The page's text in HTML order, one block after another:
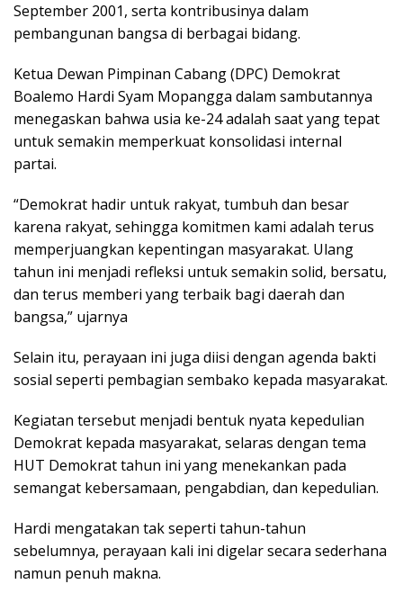
September 2001, serta kontribusinya dalam
pembangunan bangsa di berbagai bidang.
Ketua Dewan Pimpinan Cabang (DPC) Demokrat
Boalemo Hardi Syam Mopangga dalam sambutannya
menegaskan bahwa usia ke-24 adalah saat yang tepat
untuk semakin memperkuat konsolidasi internal
partai.
“Demokrat hadir untuk rakyat, tumbuh dan besar
karena rakyat, sehingga komitmen kami adalah terus
memperjuangkan kepentingan masyarakat. Ulang
tahun ini menjadi refleksi untuk semakin solid, bersatu,
dan terus memberi yang terbaik bagi daerah dan
bangsa,” ujarnya
Selain itu, perayaan ini juga diisi dengan agenda bakti
sosial seperti pembagian sembako kepada masyarakat.
Kegiatan tersebut menjadi bentuk nyata kepedulian
Demokrat kepada masyarakat, selaras dengan tema
HUT Demokrat tahun ini yang menekankan pada
semangat kebersamaan, pengabdian, dan kepedulian.
Hardi mengatakan tak seperti tahun-tahun
sebelumnya, perayaan kali ini digelar secara sederhana
namun penuh makna.